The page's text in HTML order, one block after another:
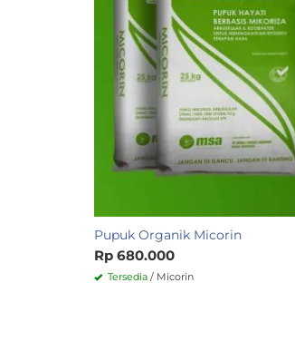
Pupuk Organik Micorin
Rp 680.000
Tersedia / Micorin